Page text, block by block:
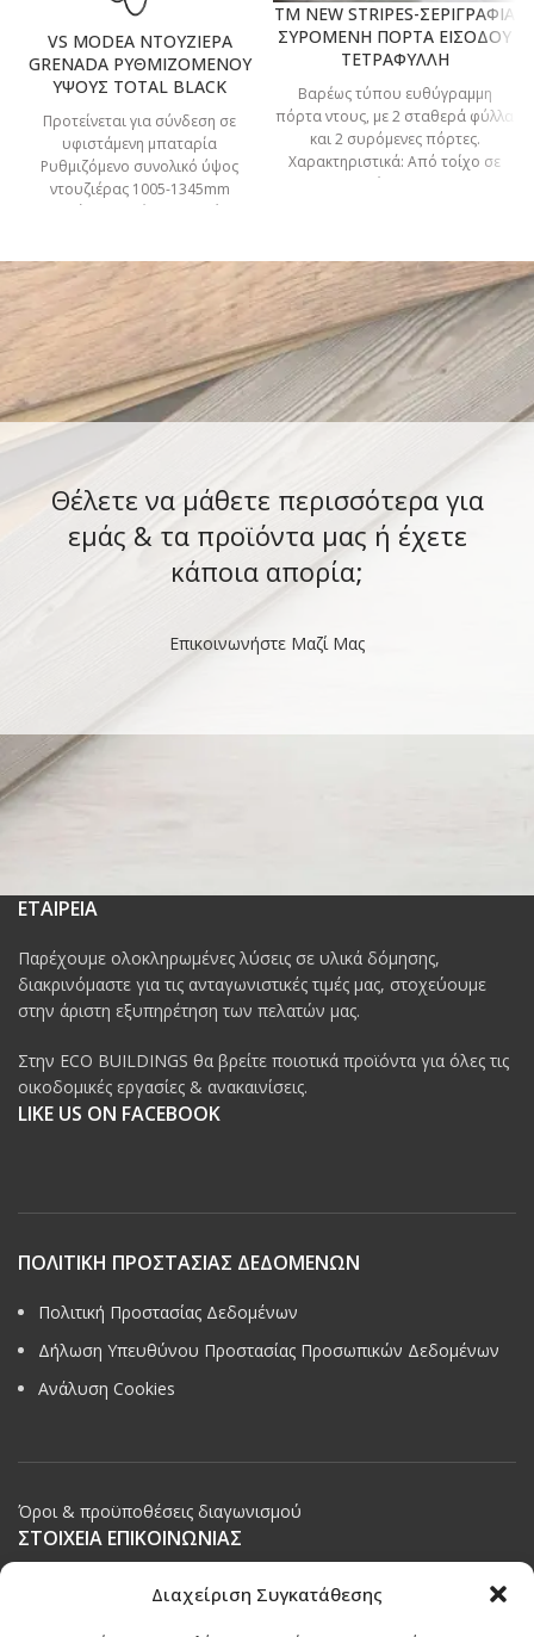
Διαχείριση Συγκατάθεσης
VS MODEA ΝΤΟΥΖΙΕΡΑ
GRENADA ΡΥΘΜΙΖΟΜΕΝΟΥ
ΥΨΟΥΣ TOTAL BLACK
Προτείνεται για σύνδεση σε
υφιστάμενη μπαταρία
Ρυθμιζόμενο συνολικό ύψος
ντουζιέρας 1005-1345mm
Ορειχάλκινη στήλη ντουζιέρας
εξοικονόμηση νερού
TM NEW STRIPES-ΣΕΡΙΓΡΑΦΙΑ
ΣΥΡΟΜΕΝΗ ΠΟΡΤΑ ΕΙΣΟΔΟΥ
ΤΕΤΡΑΦΥΛΛΗ
Βαρέως τύπου ευθύγραμμη
πόρτα ντους, με 2 σταθερά φύλλα
και 2 συρόμενες πόρτες.
Χαρακτηριστικά: Από τοίχο σε
τοίχο με 2
Θέλετε να μάθετε περισσότερα για
εμάς & τα προϊόντα μας ή έχετε
κάποια απορία;
Επικοινωνήστε Μαζί Μας
ΕΤΑΙΡΕΙΑ
Παρέχουμε ολοκληρωμένες λύσεις σε υλικά δόμησης,
διακρινόμαστε για τις ανταγωνιστικές τιμές μας, στοχεύουμε
στην άριστη εξυπηρέτηση των πελατών μας.
Στην ECO BUILDINGS θα βρείτε ποιοτικά προϊόντα για όλες τις
οικοδομικές εργασίες & ανακαινίσεις.
LIKE US ON FACEBOOK
ΠΟΛΙΤΙΚΗ ΠΡΟΣΤΑΣΙΑΣ ΔΕΔΟΜΕΝΩΝ
Πολιτική Προστασίας Δεδομένων
Δήλωση Υπευθύνου Προστασίας Προσωπικών Δεδομένων
Ανάλυση Cookies
Όροι & προϋποθέσεις διαγωνισμού
ΣΤΟΙΧΕΙΑ ΕΠΙΚΟΙΝΩΝΙΑΣ
Παπαναστασίου 209,